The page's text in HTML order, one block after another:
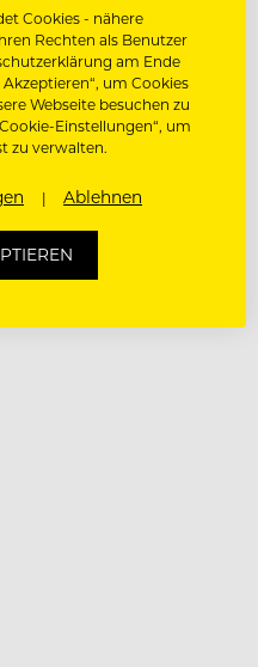
Cookies - nähere
Rechten als Benutzer
am Ende
Akzeptieren“, um Cookies
Webseite besuchen zu
Einstellungen“, um
zu verwalten.
Ablehnen